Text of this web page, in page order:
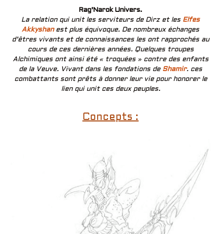
Rag’Narok Univers.
La relation qui unit les serviteurs de Dirz et les Elfes
Akkyshanest plus équivoque. De nombreux échanges
d’êtres vivants et de connaissances les ont rapprochés au
cours de ces dernières années. Quelques troupes
Alchimiques ont ainsi été « troquées » contre des enfants
de la Veuve. Vivant dans les fondations de Shamir. ces
combattants sont prêts à donner leur vie pour honorer le
lien qui unit ces deux peuples.
Concepts :